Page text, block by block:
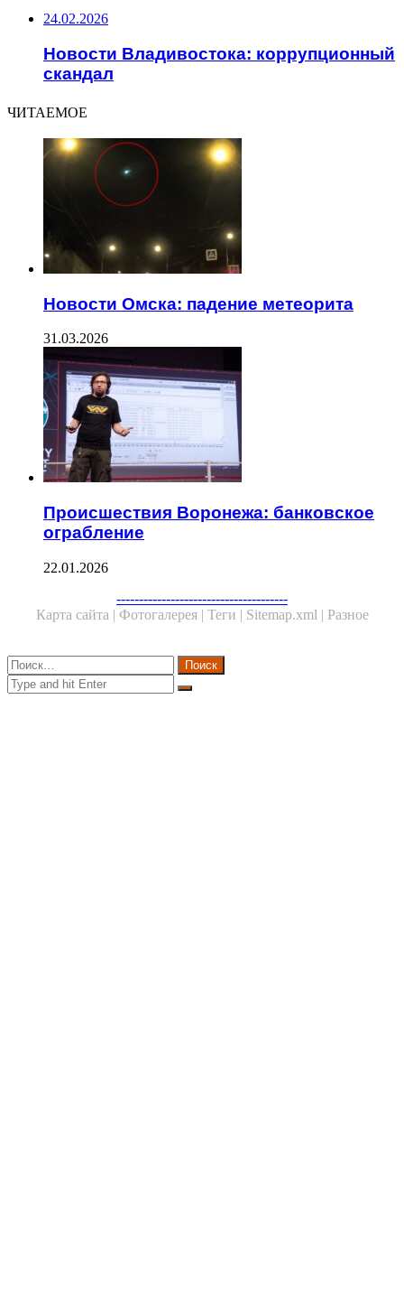
24.02.2026
Новости Владивостока: коррупционный
скандал
ЧИТАЕМОЕ
Новости Омска: падение метеорита
31.03.2026
Происшествия Воронежа: банковское
ограбление
22.01.2026
--------------------------------------
Карта сайта | Фотогалерея | Теги | Sitemap.xml | Разное
Close
Найти:
Close
Search